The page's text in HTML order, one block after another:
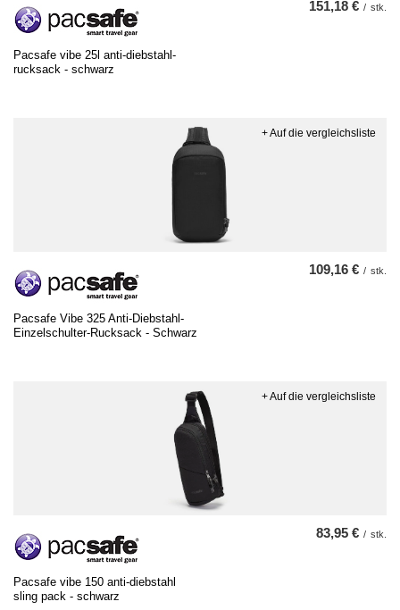
Pacsafe vibe 25l anti-diebstahl-
rucksack - schwarz
151,18 € / stk.
Pacsafe Vibe 325 Anti-Diebstahl-
Einzelschulter-Rucksack - Schwarz
109,16 € / stk.
+ Auf die vergleichsliste
Pacsafe vibe 150 anti-diebstahl
sling pack - schwarz
83,95 € / stk.
+ Auf die vergleichsliste